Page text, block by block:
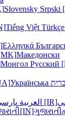
Slovensky Srpski
Tiếng Việt
Ελληνικά
Македонски
Монгол Русский
Українська
العربية پارسی [IR]
ગુજરાતી